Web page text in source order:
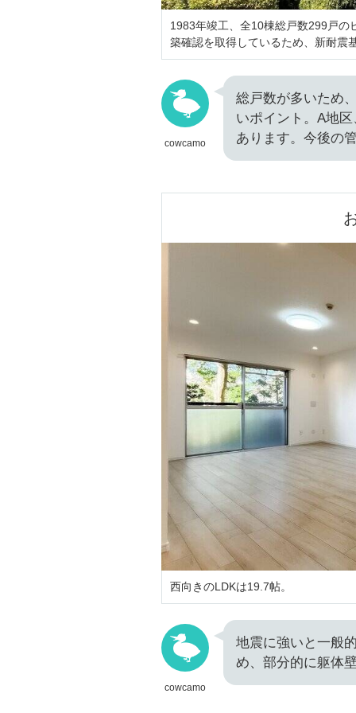
1983年竣工、全10棟総戸数299戸の
築確認を取得しているため、新耐震
cowcamo
総戸数が多いため
いポイント。A地
あります。今後の
西向きのLDKは19.7帖。
cowcamo
地震に強いと一般
め、部分的に躯体